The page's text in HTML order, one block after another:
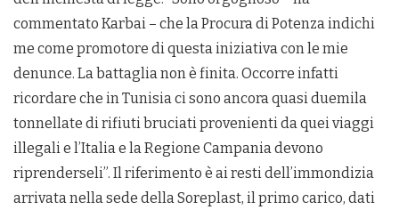
commentato Karbai – che la Procura di Potenza indichi
me come promotore di questa iniziativa con le mie
denunce. La battaglia non è finita. Occorre infatti
ricordare che in Tunisia ci sono ancora quasi duemila
tonnellate di rifiuti bruciati provenienti da quei viaggi
illegali e l’Italia e la Regione Campania devono
riprenderseli”. Il riferimento è ai resti dell’immondizia
arrivata nella sede della Soreplast, il primo carico, dati